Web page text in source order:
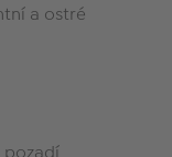
a ostré